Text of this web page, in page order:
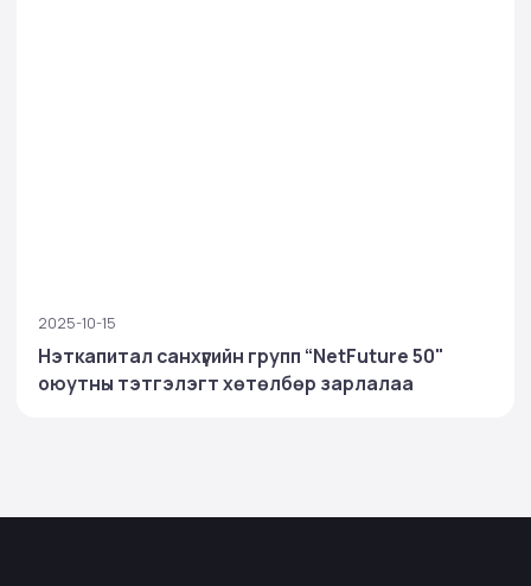
2025-10-15
Нэткапитал санхүүгийн групп “NetFuture 50"
оюутны тэтгэлэгт хөтөлбөр зарлалаа